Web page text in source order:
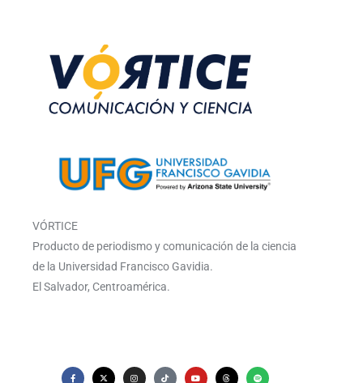
VÓRTICE
Producto de periodismo y comunicación de la ciencia
de la Universidad Francisco Gavidia.
El Salvador, Centroamérica.